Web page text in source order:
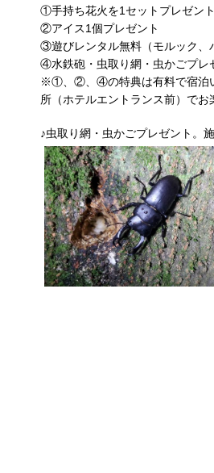
①手持ち花火を1セットプレゼント
②アイス1個プレゼント
③遊びレンタル無料（モルック
④水鉄砲・虫取り網・虫かごプ
※①、②、④の特典は有料で宿泊
所（ホテルエントランス前）でお
♪虫取り網・虫かごプレゼント。